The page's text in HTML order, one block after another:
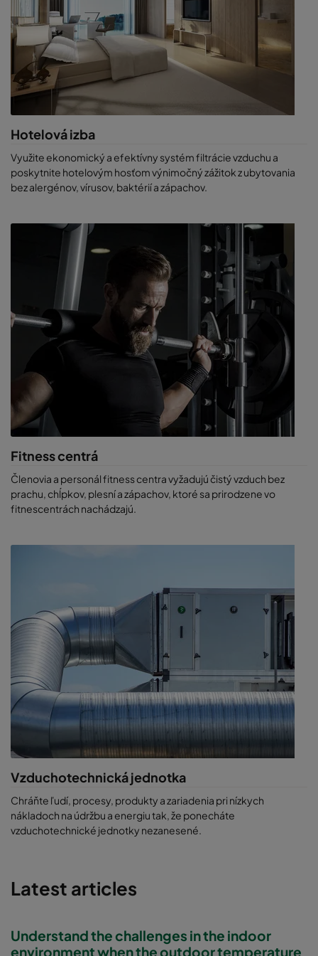
a užiť si svoj voľný čas. Čistý vzduch im pomôže zabezpečiť
komfort, zdravie a lojalitu.
Ušetríte náklady na energiu. Ventilačný systém a riadenie
cirkulácie vzduchu môže absorbovať 15 – 20% celkových
nákladov spojených s údržbou hotela. Pre zvýšenie
vnútornej kvality vzduchu by ste mali používať vysoko
účinné a energeticky úsporné filtre.
a čističky vzduchu zachytia prach a zabránia jeho usadeniu.
Vaše izby budú čistejšie a celkovo budú vyžadovať menej
upratovania.
Poskytnúť zdravé pracovné prostredie. Filtrovaný vzduch
Hotelová izba
Využite ekonomický a efektívny systém filtrácie vzduchu a
poskytnite hotelovým hosťom výnimočný zážitok z ubytovania
bez alergénov, vírusov, baktérií a zápachov.
Fitness centrá
Členovia a personál fitness centra vyžadujú čistý vzduch bez
prachu, chĺpkov, plesní a zápachov, ktoré sa prirodzene vo
fitnescentrách nachádzajú.
Vzduchotechnická jednotka
Chráňte ľudí, procesy, produkty a zariadenia pri nízkych
nákladoch na údržbu a energiu tak, že ponecháte
vzduchotechnické jednotky nezanesené.
Latest articles
Understand the challenges in the indoor
environment when the outdoor temperature